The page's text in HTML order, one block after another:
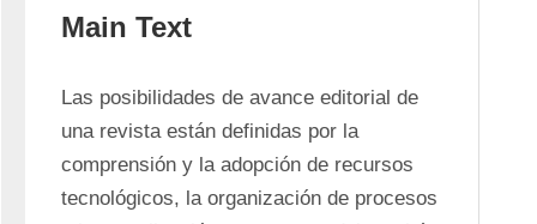
Main Text
Las posibilidades de avance editorial de
una revista están definidas por la
comprensión y la adopción de recursos
tecnológicos, la organización de procesos